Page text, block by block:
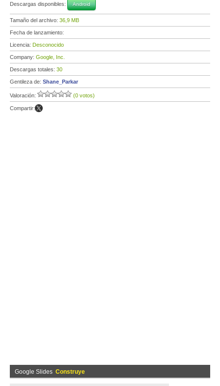
Descargas disponibles: Android
Tamaño del archivo: 36,9 MB
Fecha de lanzamiento:
Licencia: Desconocido
Company: Google, Inc.
Descargas totales: 30
Gentileza de: Shane_Parkar
Valoración: (0 votos)
Compartir:
Google Slides Construye